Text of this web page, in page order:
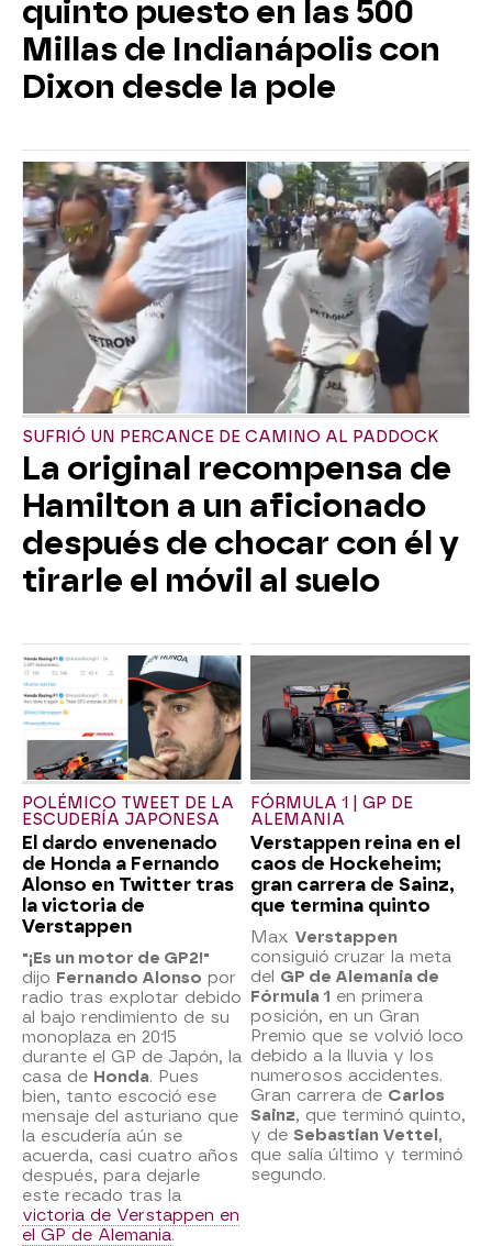
quinto puesto en las 500
Millas de Indianápolis con
Dixon desde la pole
SUFRIÓ UN PERCANCE DE CAMINO AL PADDOCK
La original recompensa de
Hamilton a un aficionado
después de chocar con él y
tirarle el móvil al suelo
POLÉMICO TWEET DE LA
ESCUDERÍA JAPONESA
El dardo envenenado
de Honda a Fernando
Alonso en Twitter tras
la victoria de
Verstappen
"¡Es un motor de GP2!"
dijo Fernando Alonso por
radio tras explotar debido
al bajo rendimiento de su
monoplaza en 2015
durante el GP de Japón, la
casa de Honda. Pues
bien, tanto escoció ese
mensaje del asturiano que
la escudería aún se
acuerda, casi cuatro años
después, para dejarle
este recado tras la
victoria de Verstappen en
el GP de Alemania.
FÓRMULA 1 | GP DE
ALEMANIA
Verstappen reina en el
caos de Hockeheim;
gran carrera de Sainz,
que termina quinto
Max Verstappen
consiguió cruzar la meta
del GP de Alemania de
Fórmula 1 en primera
posición, en un Gran
Premio que se volvió loco
debido a la lluvia y los
numerosos accidentes.
Gran carrera de Carlos
Sainz, que terminó quinto,
y de Sebastian Vettel,
que salía último y terminó
segundo.